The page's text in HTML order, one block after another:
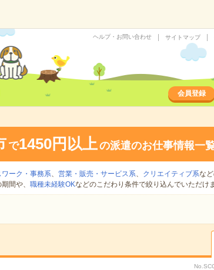
ヘルプ・お問い合わせ サイトマップ
会員登録
で1450円以上の派遣のお仕事情報一
ワーク・事務系、 営業・販売・サービス系、 クリエイティブ系な
間や、 職種未経験OKなどのこだわり条件で絞り込んでいただけま